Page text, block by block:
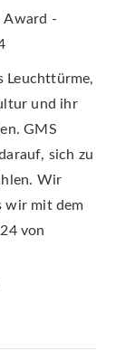
Leuchttürme,
und ihr
GMS
sich zu
Wir
wir mit dem
von